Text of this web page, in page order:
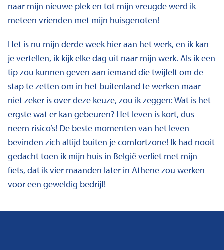
naar mijn nieuwe plek en tot mijn vreugde werd ik
meteen vrienden met mijn huisgenoten!
Het is nu mijn derde week hier aan het werk, en ik kan
je vertellen, ik kijk elke dag uit naar mijn werk. Als ik een
tip zou kunnen geven aan iemand die twijfelt om de
stap te zetten om in het buitenland te werken maar
niet zeker is over deze keuze, zou ik zeggen: Wat is het
ergste wat er kan gebeuren? Het leven is kort, dus
neem risico’s! De beste momenten van het leven
bevinden zich altijd buiten je comfortzone! Ik had nooit
gedacht toen ik mijn huis in België verliet met mijn
fiets, dat ik vier maanden later in Athene zou werken
voor een geweldig bedrijf!